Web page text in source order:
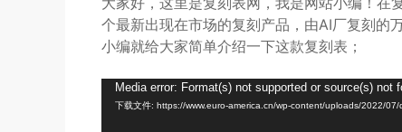
个最新出现在市场的复刻产品，由AI厂复刻
小编就给大家简单介绍一下这款复刻表；
Media error: Format(s) not supported or source(s) not
下载文件: https://www.euro-america.cn/wp-content/uploads/2022/